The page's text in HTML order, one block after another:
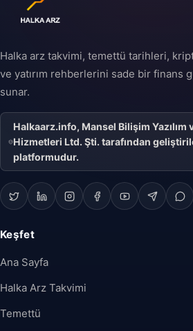
Halka arz takvimi, temettü tarihleri,
ve yatırım rehberlerini sade bir finans
sunar.
Halkaarz.info, Mansel Bilişim Yazılım
Hizmetleri Ltd. Şti. tarafından
platformudur.
Keşfet
Ana Sayfa
Halka Arz Takvimi
Temettü